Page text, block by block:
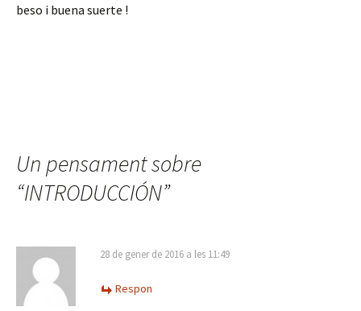
beso i buena suerte !
Un pensament sobre
“INTRODUCCIÓN”
28 de gener de 2016 a les 11:49
Respon